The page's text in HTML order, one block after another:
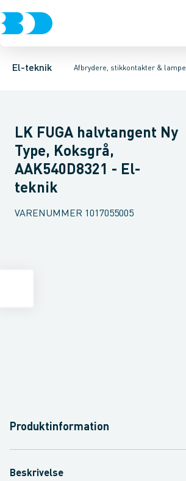
El-teknik Afbrydere, stikkontakter &
Afbrydere, stikkontakter & lampeudtag
Afbryder og stikdåsemateriel
Afbryder og stikkontakt kombination
LK FUGA halvtangent Ny
Type, Koksgrå,
AAK540D8321 - El-
teknik
VARENUMMER 1017055005
Produktinformation
Beskrivelse